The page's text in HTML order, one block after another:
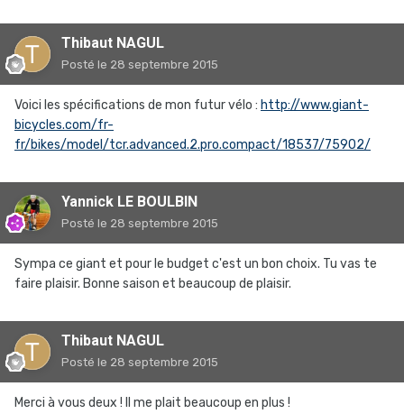
Thibaut NAGUL
Posté le 28 septembre 2015
Voici les spécifications de mon futur vélo : http://www.giant-
bicycles.com/fr-
fr/bikes/model/tcr.advanced.2.pro.compact/18537/75902/
Yannick LE BOULBIN
Posté le 28 septembre 2015
Sympa ce giant et pour le budget c'est un bon choix. Tu vas te
faire plaisir. Bonne saison et beaucoup de plaisir.
Thibaut NAGUL
Posté le 28 septembre 2015
Merci à vous deux ! Il me plait beaucoup en plus !